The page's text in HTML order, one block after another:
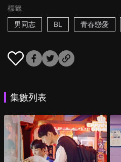
標籤
男同志
BL 青春戀愛
集數列表